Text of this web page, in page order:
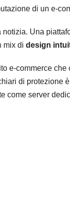
di un e-
notizia. Una
mix di design
e-commerce
di protezione
come server